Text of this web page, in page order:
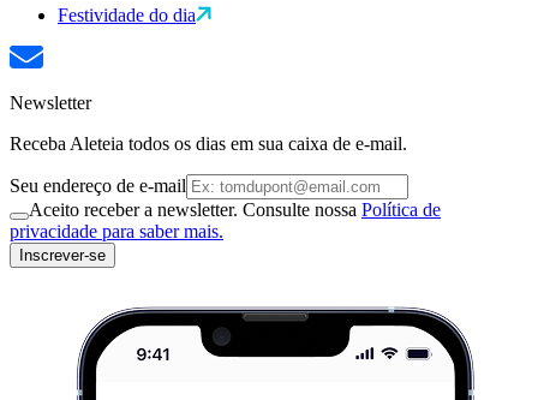
Festividade do dia
Newsletter
Receba Aleteia todos os dias em sua caixa de e-mail.
Seu endereço de e-mail
Aceito receber a newsletter. Consulte nossa Política de
privacidade para saber mais.
Inscrever-se